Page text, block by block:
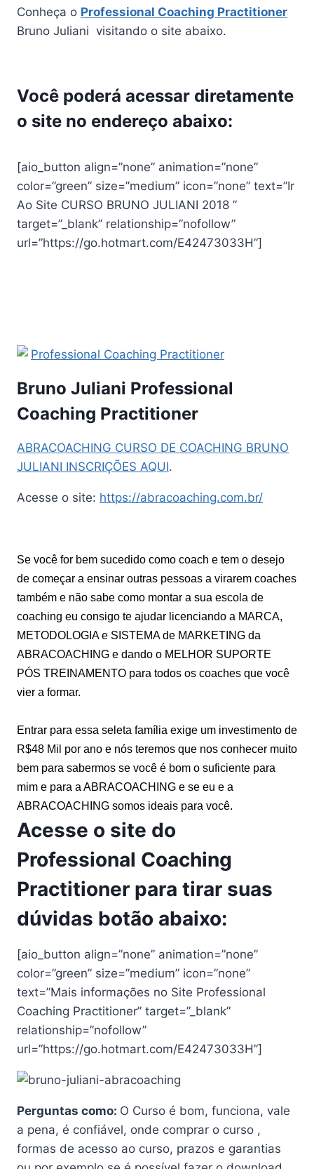
Conheça o Professional Coaching Practitioner
Bruno Juliani visitando o site abaixo.
Você poderá acessar diretamente
o site no endereço abaixo:
[aio_button align=”none” animation=”none”
color=”green” size=”medium” icon=”none” text=”Ir
Ao Site CURSO BRUNO JULIANI 2018 ”
target=”_blank” relationship=”nofollow”
url=”https://go.hotmart.com/E42473033H”]
Bruno Juliani Professional
Coaching Practitioner
ABRACOACHING CURSO DE COACHING BRUNO
JULIANI INSCRIÇÕES AQUI.
Acesse o site: https://abracoaching.com.br/
Se você for bem sucedido como coach e tem o desejo
de começar a ensinar outras pessoas a virarem coaches
também e não sabe como montar a sua escola de
coaching eu consigo te ajudar licenciando a MARCA,
METODOLOGIA e SISTEMA de MARKETING da
ABRACOACHING e dando o MELHOR SUPORTE
PÓS TREINAMENTO para todos os coaches que você
vier a formar.
Entrar para essa seleta família exige um investimento de
R$48 Mil por ano e nós teremos que nos conhecer muito
bem para sabermos se você é bom o suficiente para
mim e para a ABRACOACHING e se eu e a
ABRACOACHING somos ideais para você.
Acesse o site do
Professional Coaching
Practitioner para tirar suas
dúvidas botão abaixo:
[aio_button align=”none” animation=”none”
color=”green” size=”medium” icon=”none”
text=”Mais informações no Site Professional
Coaching Practitioner” target=”_blank”
relationship=”nofollow”
url=”https://go.hotmart.com/E42473033H”]
Perguntas como: O Curso é bom, funciona, vale
a pena, é confiável, onde comprar o curso ,
formas de acesso ao curso, prazos e garantias